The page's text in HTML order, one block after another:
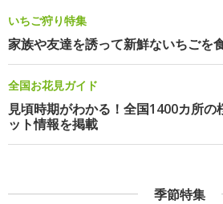
いちご狩り特集
家族や友達を誘って新鮮ないちごを
全国お花見ガイド
見頃時期がわかる！全国1400カ所の
ット情報を掲載
季節特集